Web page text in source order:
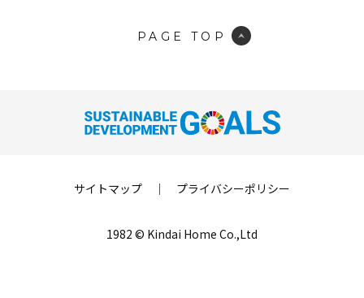
PAGE TOP
サイトマップ ｜ プライバシーポリシー
1982 © Kindai Home Co.,Ltd